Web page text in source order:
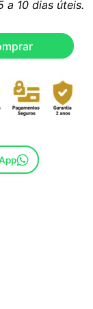
a 10 dias úteis.